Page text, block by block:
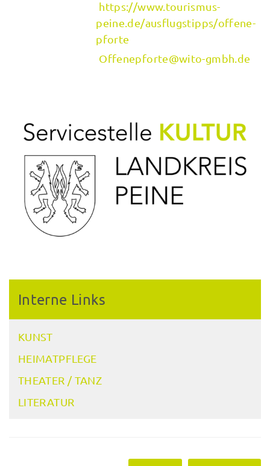
https://www.tourismus-
peine.de/ausflugstipps/offene-
pforte
Offenepforte@wito-gmbh.de
Interne Links
KUNST
HEIMATPFLEGE
THEATER / TANZ
LITERATUR